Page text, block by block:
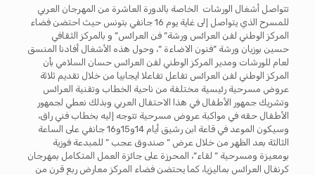
تتواصل أشغال الورشات الخاصة بالدورة العاشرة من المهرجان العربي
للمسرح الذي يتواصل إلى غاية يوم 16 جانفي بتونس حيث احتضن فضاء
المركز الوطني لفن العرائس ورشة” فن العرائس” و بالمركز الثقافي
حسين بوزيان ورشة “فنون الاضاءة “، وحول هذه الأشغال أفادنا المنسق
لعام للورشات ومدير المركز الوطني لفن العرائس حسان السلامي بأن
المركز الوطني لفن العرائس تفاعل تفاعلا ايجابيا من خلال تقديم ثلاثة
عروض مسرحية رئيسية مختلفة من ناحية الخطاب وتقنية العرائس
وتشريك جمهور الأطفال في هذا الاحتفال العربي وبذلك نعطي لجمهور
الأطفال حقه في مواكبة عروض مسرحية تتوجه إليه بخطاب فني راق،
وسيكون الموعد في قاعة ابن رشيق أيام 14و15و16 جانفي على الساعة
الثالثة بعد الظهر من خلال عرض ” صندوق عجب ” للمبدعة فوزية
بومعيزة ومسرحية ” لقاء”، المحرزة على جائزة العمل المتكامل بمهرجان
كرنفال العرائس بماليزيا، كما يحتضن فضاء المركز معارض ربع قرن من